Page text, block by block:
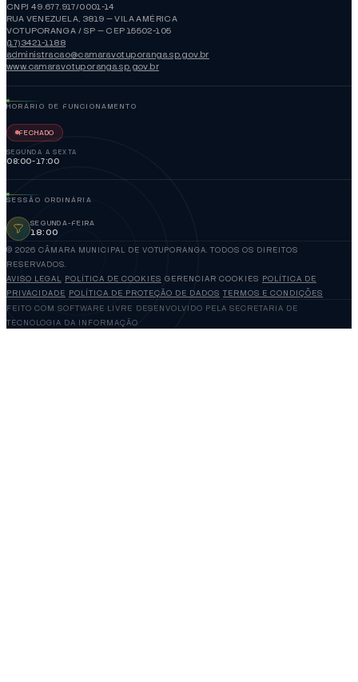
CNPJ 49.677.917/0001-14
RUA VENEZUELA, 3819 — VILA AMÉRICA
VOTUPORANGA / SP — CEP 15502-105
(17)3421-1188
administracao@camaravotuporanga.sp.gov.br
www.camaravotuporanga.sp.gov.br
HORÁRIO DE FUNCIONAMENTO
FECHADO
SEGUNDA A SEXTA
08:00-17:00
SESSÃO ORDINÁRIA
SEGUNDA-FEIRA
18:00
© 2026 CÂMARA MUNICIPAL DE VOTUPORANGA. TODOS OS DIREITOS
RESERVADOS.
AVISO LEGAL POLÍTICA DE COOKIES GERENCIAR COOKIES POLÍTICA DE
PRIVACIDADE POLÍTICA DE PROTEÇÃO DE DADOS TERMOS E CONDIÇÕES
FEITO COM SOFTWARE LIVRE DESENVOLVIDO PELA SECRETARIA DE
TECNOLOGIA DA INFORMAÇÃO